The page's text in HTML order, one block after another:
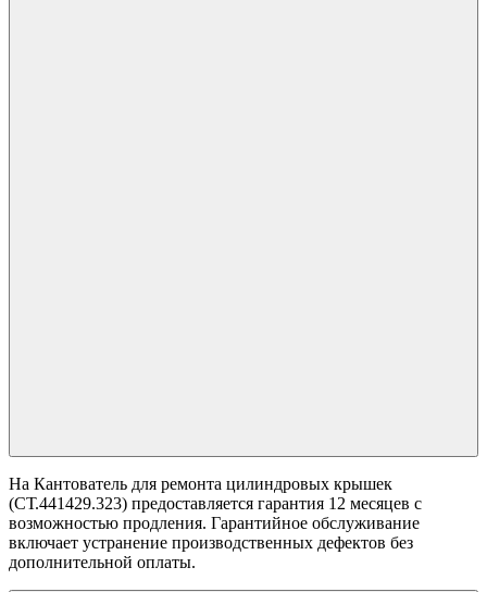
На Кантователь для ремонта цилиндровых крышек
(СТ.441429.323) предоставляется гарантия 12 месяцев с
возможностью продления. Гарантийное обслуживание
включает устранение производственных дефектов без
дополнительной оплаты.